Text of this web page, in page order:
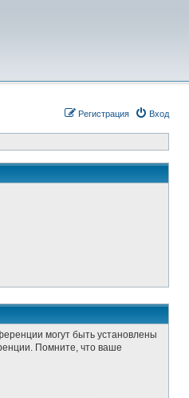
Вход
Регистрация
могут быть установлены
Помните, что ваше